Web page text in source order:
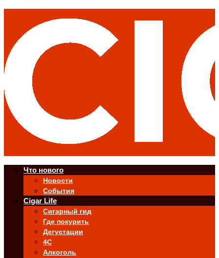
Что нового
Новости
События
Cigar Life
Сигарный гид
Где покурить
Дегустации
4C
Алкоголь